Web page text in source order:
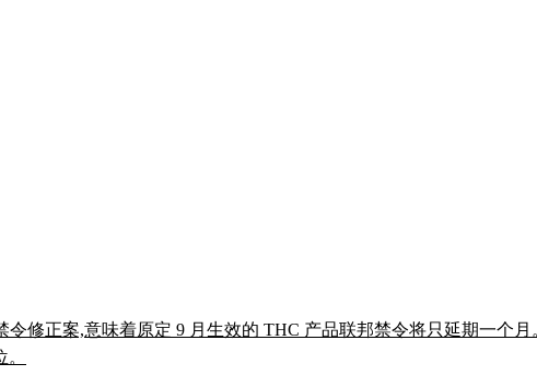
修正案,意味着原定 9 月生效的 THC 产品联邦禁令将只延期一个